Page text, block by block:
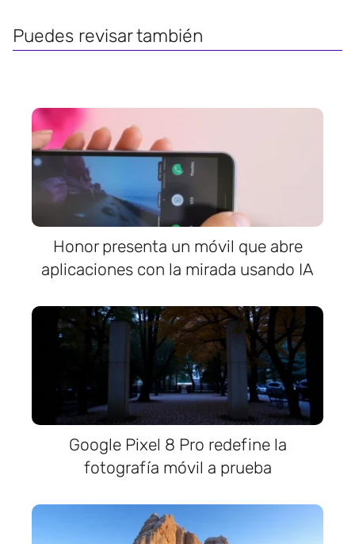
Puedes revisar también
Honor presenta un móvil que abre
aplicaciones con la mirada usando IA
Google Pixel 8 Pro redefine la
fotografía móvil a prueba